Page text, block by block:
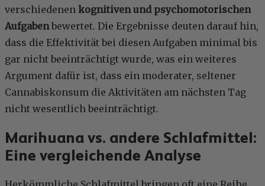
verschiedenen kognitiven und psychomotorischen
Aufgabenbewertet. Die Ergebnisse deuten darauf hin,
dass die Effektivität bei diesen Aufgaben minimal bis
gar nicht beeinträchtigt wurde, was ein weiteres
Argument dafür ist, dass ein moderater, seltener
Cannabiskonsum die Aktivitäten am nächsten Tag
nicht wesentlich beeinträchtigt.
Marihuana vs. andere Schlafmittel:
Eine vergleichende Analyse